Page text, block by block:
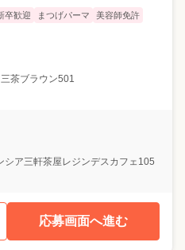
卒歓迎 まつげパーマ
美容師免許
茶ブラウン501
シア三軒茶屋レジンデスカフェ105
応募画面へ進む